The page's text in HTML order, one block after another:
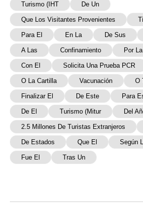
Turismo (IHT De Un
Que Los Visitantes Provenientes
Para El En La De Sus
A Las Confinamiento Por
Con El Solicita Una Prueba PCR
O La Cartilla Vacunación O
Finalizar El De Este Para
De El Turismo (Mitur Del
2.5 Millones De Turistas Extranjeros
De Estados Que El Según
Fue El Tras Un